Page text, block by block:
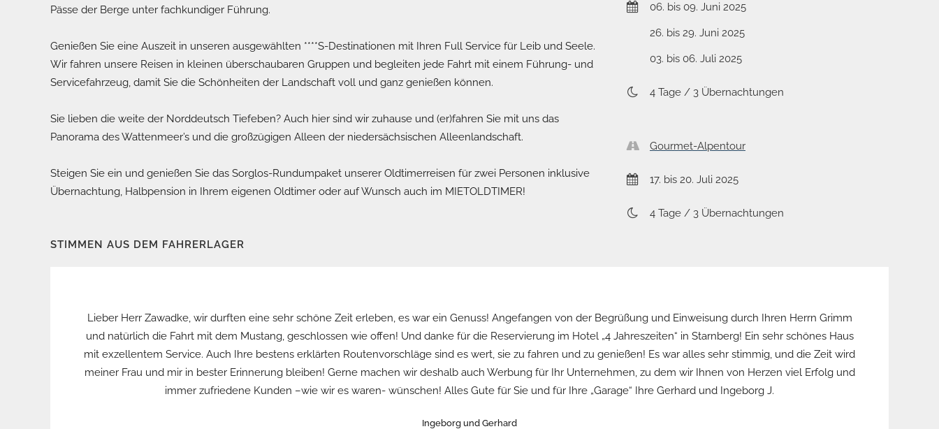
Pässe der Berge unter fachkundiger Führung.
Genießen Sie eine Auszeit in unseren ausgewählten ****S-Destinationen mit Ihren Full Service für Leib und Seele.
Wir fahren unsere Reisen in kleinen überschaubaren Gruppen und begleiten jede Fahrt mit einem Führung- und
Servicefahrzeug, damit Sie die Schönheiten der Landschaft voll und ganz genießen können.
Sie lieben die weite der Norddeutsch Tiefeben? Auch hier sind wir zuhause und (er)fahren Sie mit uns das
Panorama des Wattenmeer’s und die großzügigen Alleen der niedersächsischen Alleenlandschaft.
Steigen Sie ein und genießen Sie das Sorglos-Rundumpaket unserer Oldtimerreisen für zwei Personen inklusive
Übernachtung, Halbpension in Ihrem eigenen Oldtimer oder auf Wunsch auch im MIETOLDTIMER!
06. bis 09. Juni 2025
26. bis 29. Juni 2025
03. bis 06. Juli 2025
4 Tage / 3 Übernachtungen
Gourmet-Alpentour
17. bis 20. Juli 2025
4 Tage / 3 Übernachtungen
STIMMEN AUS DEM FAHRERLAGER
Lieber Herr Zawadke, wir durften eine sehr schöne Zeit erleben, es war ein Genuss! Angefangen von der Begrüßung und Einweisung durch Ihren Herrn Grimm
und natürlich die Fahrt mit dem Mustang, geschlossen wie offen! Und danke für die Reservierung im Hotel „4 Jahreszeiten“ in Starnberg! Ein sehr schönes Haus
mit exzellentem Service. Auch Ihre bestens erklärten Routenvorschläge sind es wert, sie zu fahren und zu genießen! Es war alles sehr stimmig, und die Zeit wird
meiner Frau und mir in bester Erinnerung bleiben! Gerne machen wir deshalb auch Werbung für Ihr Unternehmen, zu dem wir Ihnen von Herzen viel Erfolg und
immer zufriedene Kunden –wie wir es waren- wünschen! Alles Gute für Sie und für Ihre „Garage“ Ihre Gerhard und Ingeborg J.
Ingeborg und Gerhard